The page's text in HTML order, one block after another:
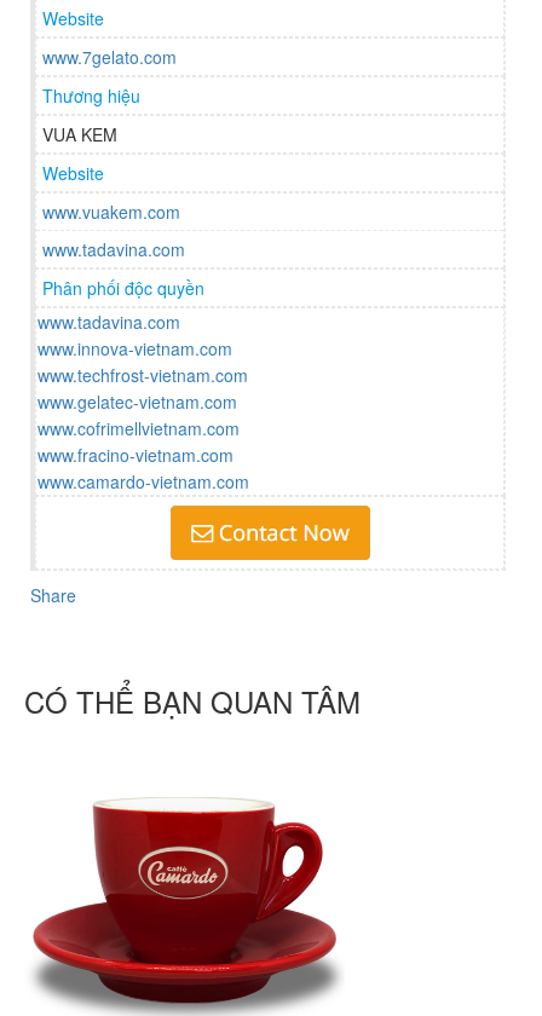
Website
www.7gelato.com
Thương hiệu
VUA KEM
Website
www.vuakem.com
www.tadavina.com
Phân phối độc quyền
www.tadavina.com
www.innova-vietnam.com
www.techfrost-vietnam.com
www.gelatec-vietnam.com
www.cofrimellvietnam.com
www.fracino-vietnam.com
www.camardo-vietnam.com
Share
CÓ THỂ BẠN QUAN TÂM